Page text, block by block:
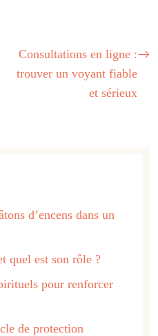
Consultations en ligne :
trouver un voyant fiable
et sérieux
d’encens dans un
quel est son rôle ?
pour renforcer
de protection